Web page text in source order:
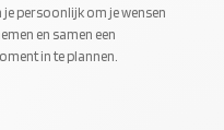
je persoonlijk om je wensen
en samen een
in te plannen.